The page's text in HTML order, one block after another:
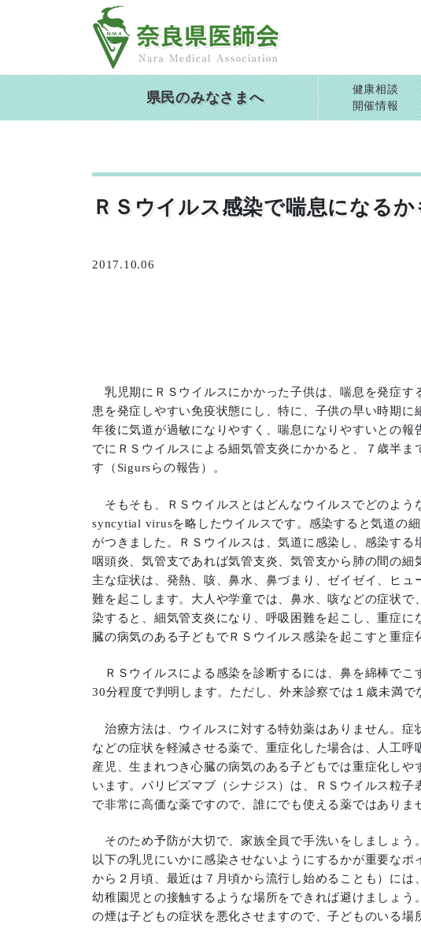
県民のみなさまへ
健康相談
開催情報
ＲＳウイルス感染で喘息になるか
2017.10.06
乳児期にＲＳウイルスにかかった子供は、喘息を発症す
患を発症しやすい免疫状態にし、特に、子供の早い時期
年後に気道が過敏になりやすく、喘息になりやすいとの
でにＲＳウイルスによる細気管支炎にかかると、７歳半
す（Sigursらの報告）。
そもそも、ＲＳウイルスとはどんなウイルスでどのよ
syncytial virusを略したウイルスです。感染すると気道の
がつきました。ＲＳウイルスは、気道に感染し、感染す
咽頭炎、気管支であれば気管支炎、気管支から肺の間の細
主な症状は、発熱、咳、鼻水、鼻づまり、ゼイゼイ、ヒ
難を起こします。大人や学童では、鼻水、咳などの症状
染すると、細気管支炎になり、呼吸困難を起こし、重症
臓の病気のある子どもでＲＳウイルス感染を起こすと重症
ＲＳウイルスによる感染を診断するには、鼻を綿棒でこ
30分程度で判明します。ただし、外来診察では１歳未満で
治療方法は、ウイルスに対する特効薬はありません。症
などの症状を軽減させる薬で、重症化した場合は、人工
産児、生まれつき心臓の病気のある子どもでは重症化し
います。パリビズマブ（シナジス）は、ＲＳウイルス粒
で非常に高価な薬ですので、誰にでも使える薬ではありま
そのため予防が大切で、家族全員で手洗いをしましょう
以下の乳児にいかに感染させないようにするかが重要な
から２月頃、最近は７月頃から流行し始めることも）に
幼稚園児との接触するような場所をできれば避けましょ
の煙は子どもの症状を悪化させますので、子どものいる場